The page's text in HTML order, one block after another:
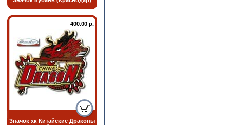
400.00 р.
Значок хк Китайские Драконы